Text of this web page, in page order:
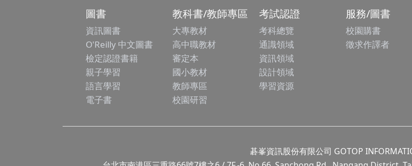
圖書
資訊圖書
O'Reilly 中文圖書
檢定認證書籍
親子學習
語言學習
電子書
教科書/教師專區
大專教材
高中職教材
審定本
國小教材
教師專區
校園研習
考試認證
考科總覽
通識領域
資訊領域
設計領域
學習資源
服務/圖書
校園購書
徵求作譯者
碁峯資訊股份有限公司 GOTOP